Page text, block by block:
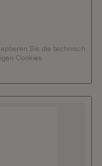
Sie die technisch
Cookies